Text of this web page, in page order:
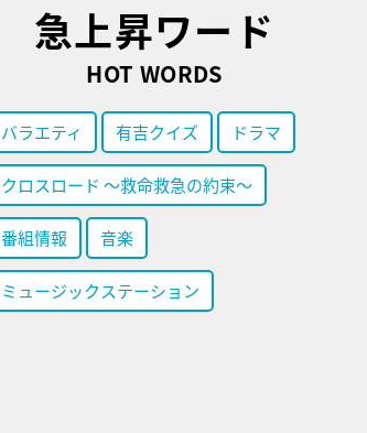
急上昇ワード
HOT WORDS
バラエティ 有吉クイズ ドラマ
クロスロード ～救命救急の約束～
番組情報 音楽
ミュージックステーション